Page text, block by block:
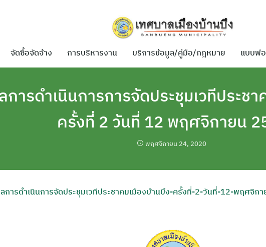
จัดซื้อจัดจ้าง การบริหารงาน บริการข้อมูล/คู่มือ/กฎหมาย แบบฟ
การดำเนินการการจัดประชุมเวทีประช
ครั้งที่ 2 วันที่ 12 พฤศจิกายน
พฤศจิกายน 24, 2020
การดำเนินการจัดประชุมเวทีประชาคมเมืองบ้านบึง-ครั้งที่-2-วันที่-12-พฤศจิก